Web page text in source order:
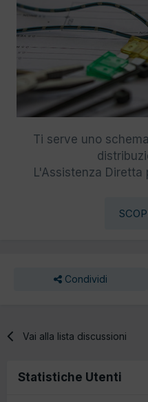
Ti serve uno
L'Assistenza
Condividi
Vai alla lista discussioni
Statistiche Utenti